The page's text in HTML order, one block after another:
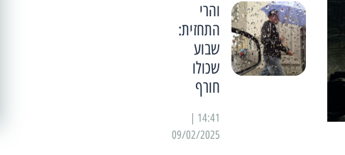
והרי
התחזית:
שבוע
שכולו
חורף
09/02/2025